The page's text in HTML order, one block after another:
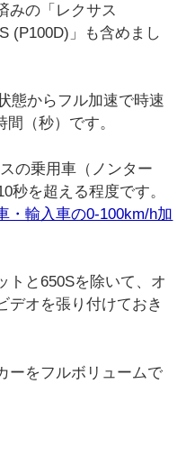
みの「レクサス
(P100D)」も含めまし
態からフル加速で時速
（秒）です。
の乗用車（ノンター
秒を超える程度です。
・輸入車の0-100km/h加
トと650Sを除いて、オ
デオを張り付けておき
ーをフルボリュームで